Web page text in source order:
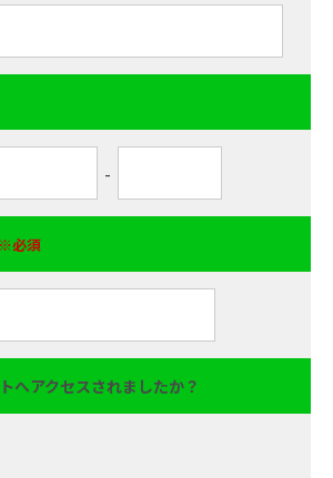
-
※必須
へアクセスされましたか？